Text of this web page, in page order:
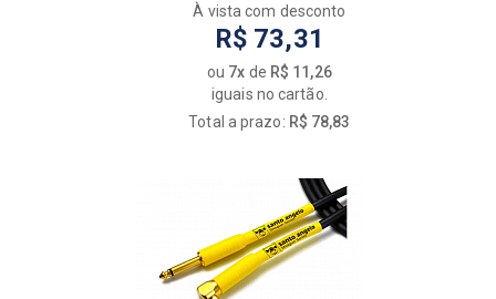
À vista com desconto
R$ 73,31
ou 7x de R$ 11,26
iguais no cartão.
Total a prazo: R$ 78,83